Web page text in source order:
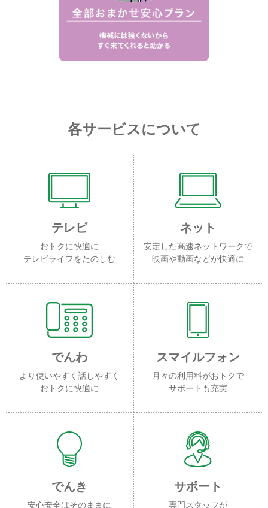
各サービスについて
テレビ
おトクに快適に
テレビライフをたのしむ
ネット
安定した高速ネットワークで
映画や動画などが快適に
でんわ
より使いやすく話しやすく
おトクに快適に
スマイルフォン
月々の利用料がおトクで
サポートも充実
でんき
安心安全はそのままに
サポート
専門スタッフが